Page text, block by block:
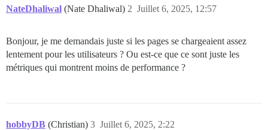
NateDhaliwal (Nate Dhaliwal) Juillet 6, 2025, 12:57
2
Bonjour, je me demandais juste si les pages se chargeaient assez
lentement pour les utilisateurs ? Ou est-ce que ce sont juste les
métriques qui montrent moins de performance ?
hobbyDB (Christian) Juillet 6, 2025, 2:22
3